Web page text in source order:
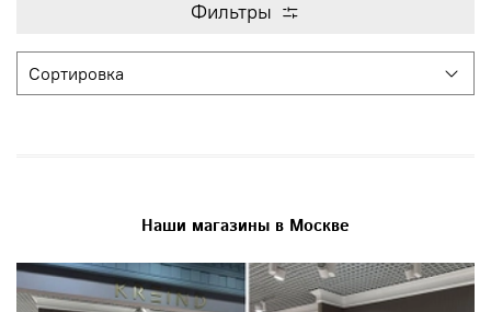
Фильтры
Наши магазины в Москве